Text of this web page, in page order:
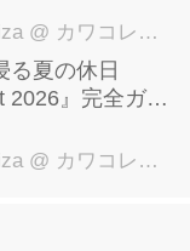
@ カワコレメディア編集部
る夏の休日
』完全ガイ
@ カワコレメディア編集部